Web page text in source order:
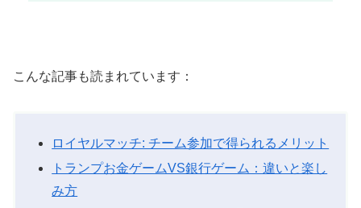
こんな記事も読まれています：
ロイヤルマッチ: チーム参加で得られるメリット
トランプお金ゲームVS銀行ゲーム：違いと楽し
み方